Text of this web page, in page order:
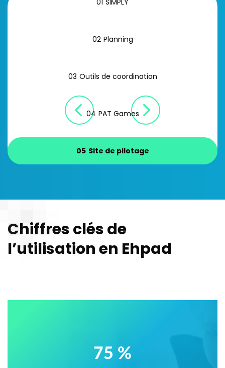
02 Planning
03 Outils de coordination
04 PAT Games
05 Site de pilotage
Chiffres clés de
l’utilisation en Ehpad
75 %